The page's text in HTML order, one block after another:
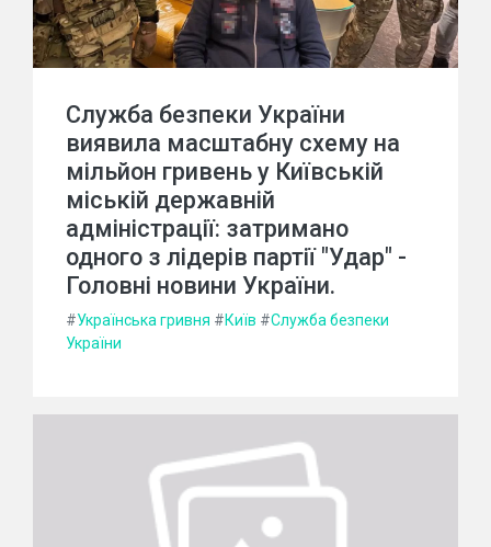
Служба безпеки України
виявила масштабну схему на
мільйон гривень у Київській
міській державній
адміністрації: затримано
одного з лідерів партії "Удар" -
Головні новини України.
#Українська гривня #Київ #Служба безпеки
України